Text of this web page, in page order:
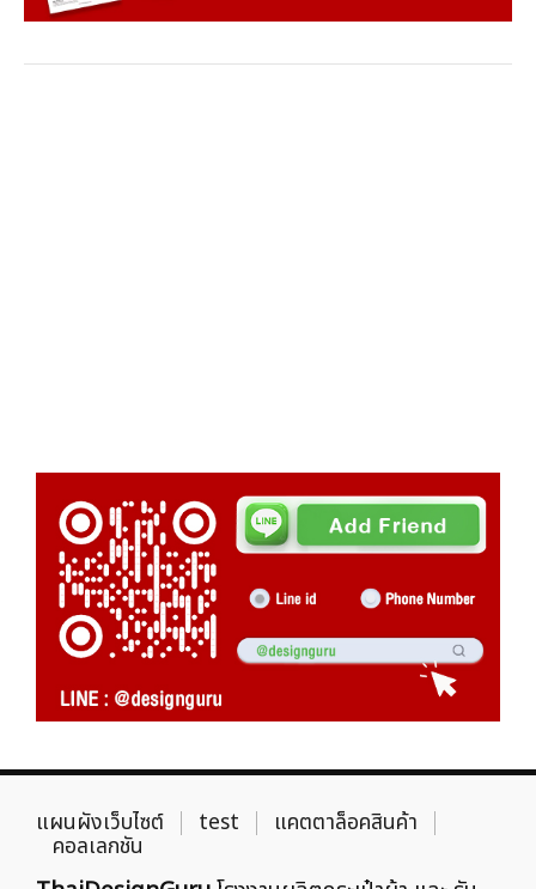
แผนผังเว็บไซต์ test แคตตาล็อคสินค้า
คอลเลกชัน